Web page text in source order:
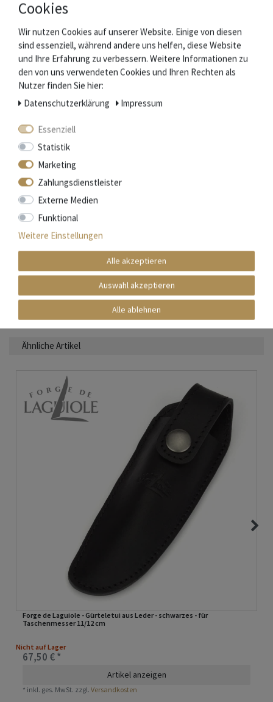
Laguiole mit 11 und 12 cm Grifflänge.
Diese Ledertasche wird HORIZONTAL am Gürtel getragen.
Auf der Vorderseite ist das bekannte Logo der Schmiede mit
dem geöffneten Taschenmesser in das Leder geprägt.
Verschlossen wird das Etui durch eine Lederlasche mit
Messer keine Kratzer bekommt.
Hersteller: Forge de Laguiole - Herstellerkenung:
B3N Noir
Material: schwarzes Leder
Verschluss: Druckknopf
Gewicht: 26 g
Mehr Informationen zum EU Verantwortlichen »
Ähnliche Artikel
Forge de Laguiole - Gürteletui aus Leder - schwarzes - für
Taschenmesser 11/12 cm
Nicht auf Lager
67,50 € *
Artikel anzeigen
* inkl. ges. MwSt. zzgl.Versandkosten
Cookies
Wir nutzen Cookies auf unserer Website. Einige von diesen
sind essenziell, während andere uns helfen, diese Website
und Ihre Erfahrung zu verbessern. Weitere Informationen zu
den von uns verwendeten Cookies und Ihren Rechten als
Nutzer finden Sie hier:
Daten­schutz­erklärung
Impressum
Essenziell
Statistik
Marketing
Zahlungsdienstleister
Externe Medien
Funktional
Weitere Einstellungen
Alle akzeptieren
Auswahl akzeptieren
Alle ablehnen